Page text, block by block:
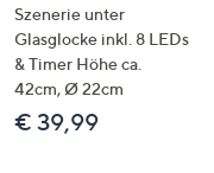
Szenerie unter
Glasglocke inkl. 8 LEDs
& Timer Höhe ca.
42cm, Ø 22cm
€ 39,99